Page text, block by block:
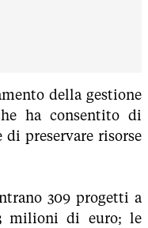
della gestione
ha consentito di
preservare risorse
309 progetti a
milioni di euro; le